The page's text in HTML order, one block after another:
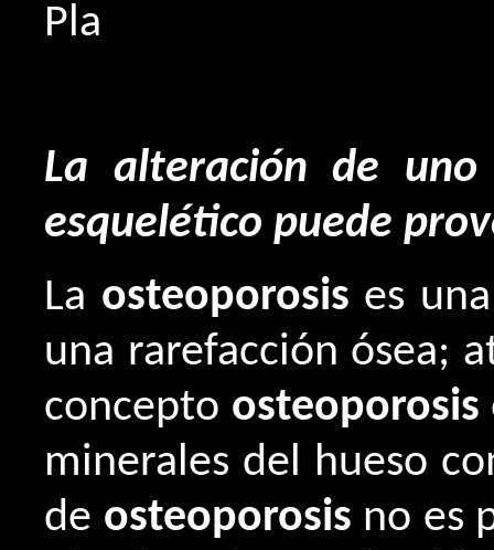
Pla
La alteración de
esquelético puede
La osteoporosis es
una rarefacción ósea;
concepto osteoporosis
minerales del hueso
de osteoporosis no es